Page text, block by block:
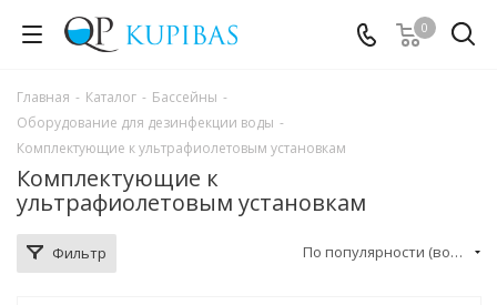
0
Главная - Каталог - Бассейны -
Оборудование для дезинфекции воды -
Комплектующие к ультрафиолетовым установкам
Комплектующие к
ультрафиолетовым установкам
Фильтр По популярности (возрастание)